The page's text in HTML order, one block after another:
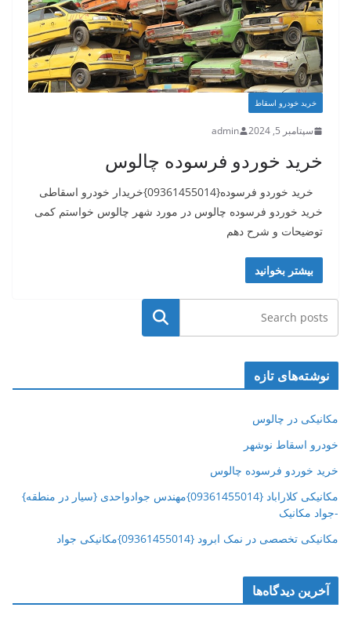
خرید خودرو اسقاط
سپتامبر 5, 2024 admin
خرید خوردو فرسوده چالوس
خرید خوردو فرسوده{09361455014}خریدار خودرو اسقاطی
خرید خوردو فرسوده چالوس در مورد شهر چالوس خواستم کمی
توضیحات و شرح دهم
بیشتر بخوانید
جستجو
نوشته‌های تازه
مکانیکی در چالوس
خودرو اسقاط نوشهر
خرید خوردو فرسوده چالوس
مکانیکی کلاراباد {09361455014}مهندس جوادواحدی {سیار در منطقه}
-جواد مکانیک
مکانیکی تخصصی در نمک ابرود {09361455014}مکانیکی جواد
آخرین دیدگاه‌ها